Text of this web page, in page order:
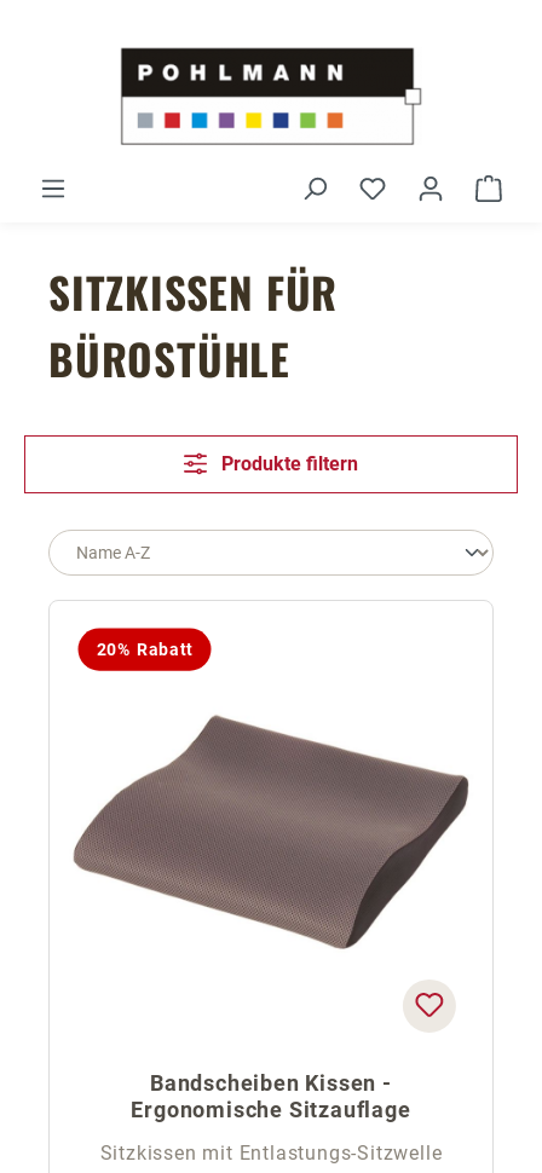
Du hast 0
SITZKISSEN FÜR
BÜROSTÜHLE
Produkte filtern
20% Rabatt
Bandscheiben Kissen -
Ergonomische Sitzauflage
Sitzkissen mit Entlastungs-Sitzwelle